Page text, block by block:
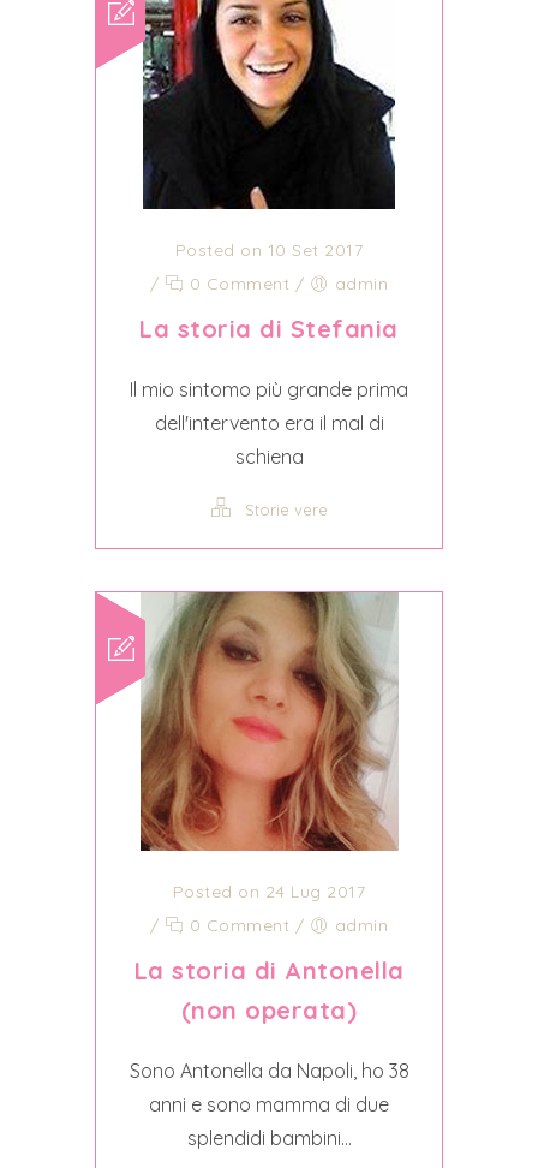
Posted on 10 Set 2017
/
0 Comment / admin
La storia di Stefania
Il mio sintomo più grande prima
dell'intervento era il mal di
schiena
Storie vere
Posted on 24 Lug 2017
/
0 Comment / admin
La storia di Antonella
(non operata)
Sono Antonella da Napoli, ho 38
anni e sono mamma di due
splendidi bambini...